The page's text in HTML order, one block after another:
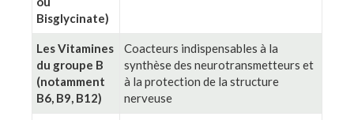
Bisglycinate)
Les Vitamines
du groupe B
(notamment
B6, B9, B12)
Coacteurs indispensables à la
synthèse des neurotransmetteurs et
à la protection de la structure
nerveuse